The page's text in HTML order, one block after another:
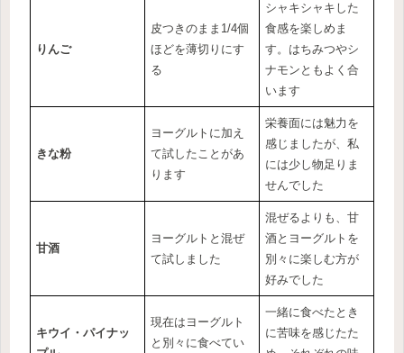
りんご
皮つきのまま1/4個
ほどを薄切りにす
る
シャキシャキした
食感を楽しめま
す。はちみつやシ
ナモンともよく合
います
きな粉
ヨーグルトに加え
て試したことがあ
ります
栄養面には魅力を
感じましたが、私
には少し物足りま
せんでした
甘酒
ヨーグルトと混ぜ
て試しました
混ぜるよりも、甘
酒とヨーグルトを
別々に楽しむ方が
好みでした
キウイ・パイナッ
現在はヨーグルト
と別々に食べてい
一緒に食べたとき
に苦味を感じたた